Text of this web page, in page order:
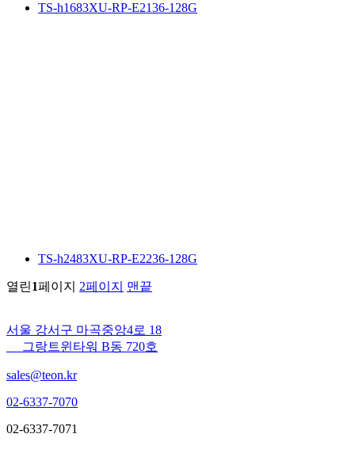
TS-h1683XU-RP-E2136-128G
TS-h2483XU-RP-E2236-128G
열린1페이지 2페이지 맨끝
서울 강서구 마곡중앙4로 18
그랑트윈타워 B동 720호
sales@teon.kr
02-6337-7070
02-6337-7071